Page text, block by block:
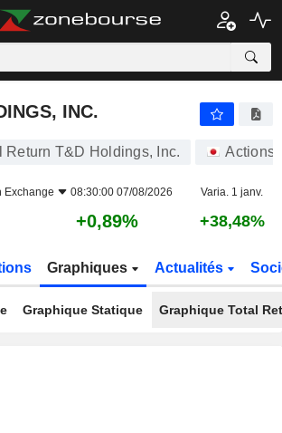
INC.
INC.
Return T&D Holdings, Inc. Actions
Exchange 08:30:00 07/08/2026 Varia. 1 janv.
+0,89% +38,48%
Graphiques Actualités
Graphique Statique Graphique Total